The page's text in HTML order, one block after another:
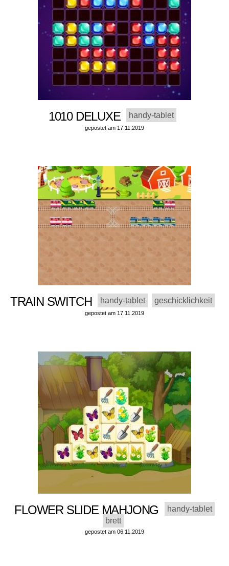
1010 DELUXE handy-tablet
gepostet am 17.11.2019
TRAIN SWITCH handy-tablet geschicklichkeit
gepostet am 17.11.2019
FLOWER SLIDE MAHJONG
handy-tablet
brett
gepostet am 06.11.2019